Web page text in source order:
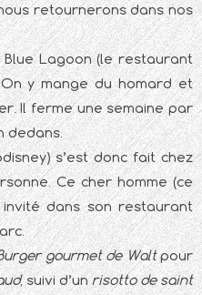
retournerons dans nos
Lagoon (le restaurant
y mange du homard et
Il ferme une semaine par
dedans.
s’est donc fait chez
Ce cher homme (ce
dans son restaurant
gourmet de Waltpour
, suivi d’unrisotto de saint